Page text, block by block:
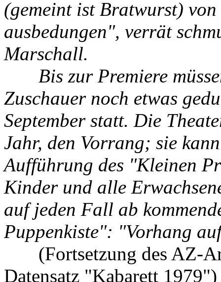
(gemeint ist Bratwurst)
ausbedungen", verrät
Marschall.
Bis zur Premiere
Zuschauer noch etwas
September statt. Die
Jahr, den Vorrang; sie
Aufführung des "Kleinen
Kinder und alle
auf jeden Fall ab
Puppenkiste": "Vorhang
(Fortsetzung des AZ-
Datensatz "Kabarett 1979")